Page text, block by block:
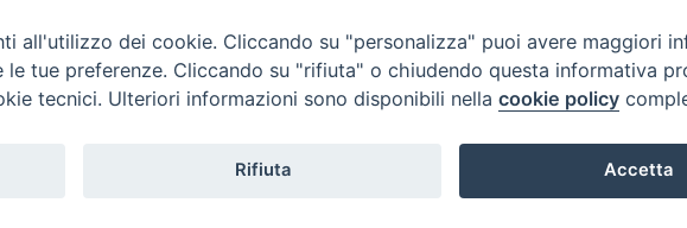
Editrice
all'utilizzo dei cookie. Cliccando su "personalizza" puoi avere maggiori
tue preferenze. Cliccando su "rifiuta" o chiudendo questa informativa
tecnici. Ulteriori informazioni sono disponibili nella cookie policy
Rifiuta Accetta